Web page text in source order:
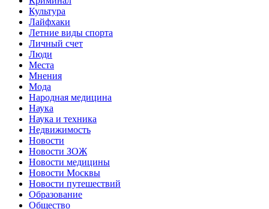
Культура
Лайфхаки
Летние виды спорта
Личный счет
Люди
Места
Мнения
Мода
Народная медицина
Наука
Наука и техника
Недвижимость
Новости
Новости ЗОЖ
Новости медицины
Новости Москвы
Новости путешествий
Образование
Общество